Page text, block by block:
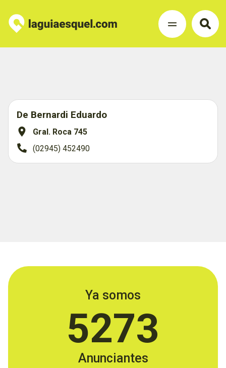
De Bernardi Eduardo
Gral. Roca 745
(02945) 452490
Ya somos
5273
Anunciantes